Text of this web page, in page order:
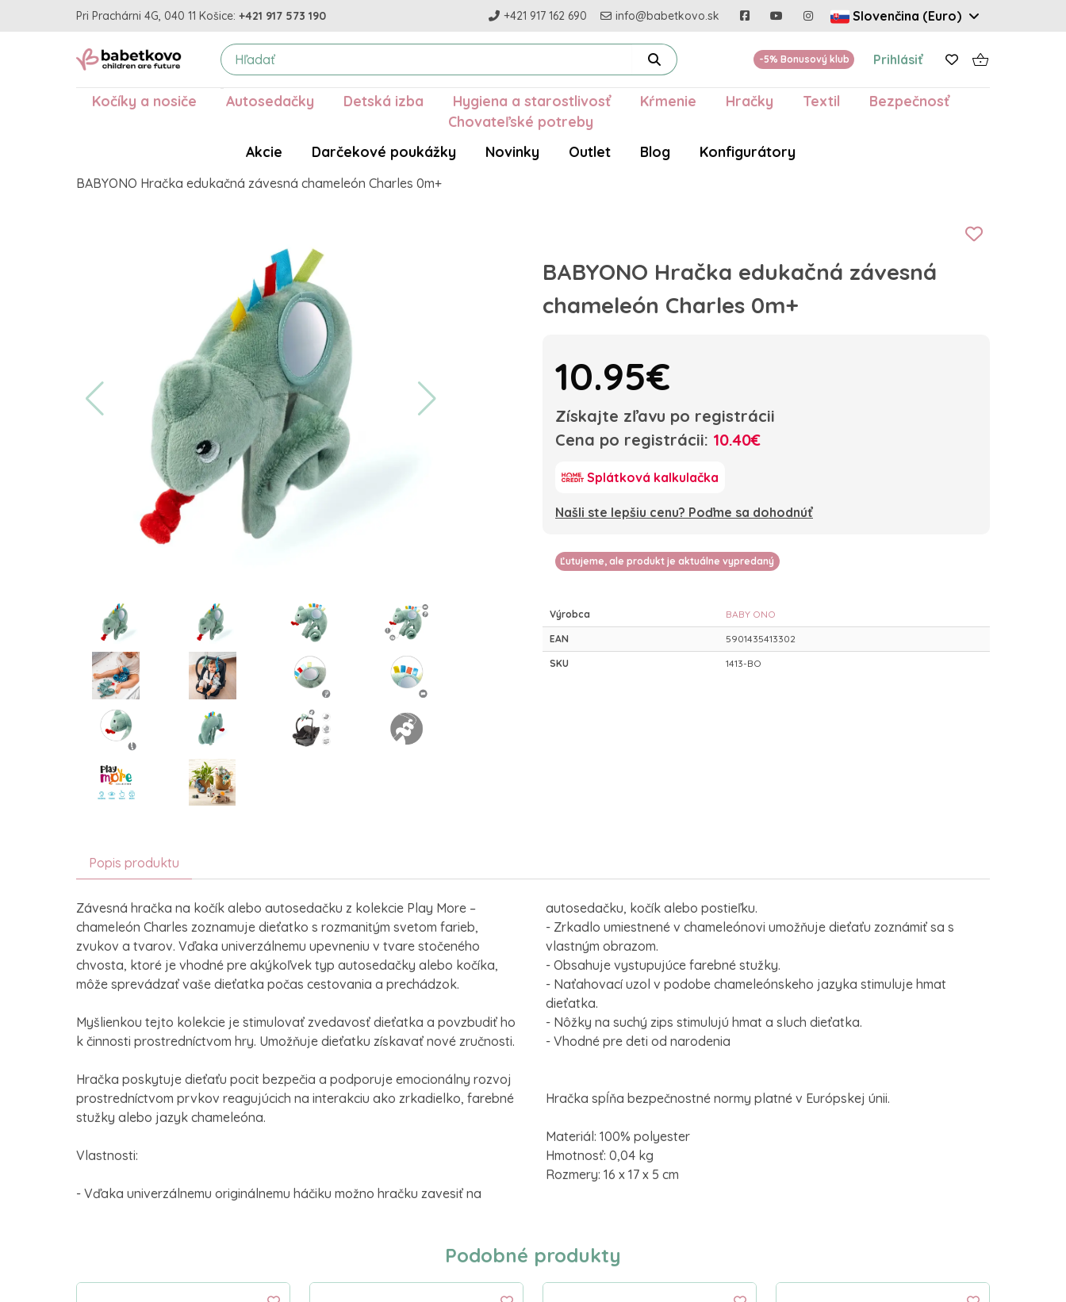
Pri Prachárni 4G, 040 11 Košice: +421 917 573 190 +421 917 162 690 info@babetkovo.sk Slovenčina (Euro)
-5% Bonusový klub Prihlásiť
Kočíky a nosiče Autosedačky Detská izba Hygiena a starostlivosť Kŕmenie Hračky Textil
Bezpečnosť
Chovateľské potreby
Akcie
Darčekové poukážky Novinky Outlet Blog Konfigurátory
BABYONO Hračka edukačná závesná chameleón Charles 0m+
BABYONO Hračka edukačná závesná
chameleón Charles 0m+
10.95€
Získajte zľavu po registrácii
Cena po registrácii: 10.40€
Splátková kalkulačka
Našli ste lepšiu cenu? Poďme sa dohodnúť
Ľutujeme, ale produkt je aktuálne vypredaný
Výrobca BABY ONO
EAN 5901435413302
SKU 1413-BO
Popis produktu
Závesná hračka na kočík alebo autosedačku z kolekcie Play More –
chameleón Charles zoznamuje dieťatko s rozmanitým svetom farieb,
zvukov a tvarov. Vďaka univerzálnemu upevneniu v tvare stočeného
chvosta, ktoré je vhodné pre akýkoľvek typ autosedačky alebo kočíka,
môže sprevádzať vaše dieťatka počas cestovania a prechádzok.
Myšlienkou tejto kolekcie je stimulovať zvedavosť dieťatka a povzbudiť ho
k činnosti prostredníctvom hry. Umožňuje dieťatku získavať nové zručnosti.
Hračka poskytuje dieťaťu pocit bezpečia a podporuje emocionálny rozvoj
prostredníctvom prvkov reagujúcich na interakciu ako zrkadielko, farebné
stužky alebo jazyk chameleóna.
Vlastnosti:
- Vďaka univerzálnemu originálnemu háčiku možno hračku zavesiť na
autosedačku, kočík alebo postieľku.
- Zrkadlo umiestnené v chameleónovi umožňuje dieťaťu zoznámiť sa s
vlastným obrazom.
- Obsahuje vystupujúce farebné stužky.
- Naťahovací uzol v podobe chameleónskeho jazyka stimuluje hmat
dieťatka.
- Nôžky na suchý zips stimulujú hmat a sluch dieťatka.
- Vhodné pre deti od narodenia
Hračka spĺňa bezpečnostné normy platné v Európskej únii.
Materiál: 100% polyester
Hmotnosť: 0,04 kg
Rozmery: 16 x 17 x 5 cm
Podobné produkty